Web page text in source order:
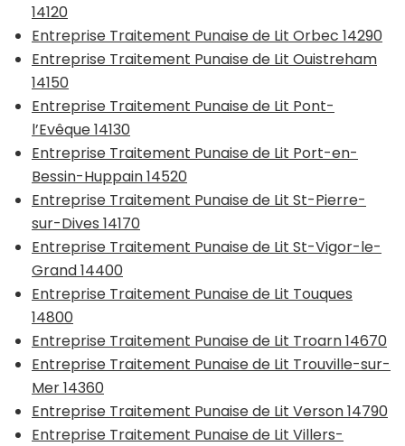
14120
Entreprise Traitement Punaise de Lit Orbec 14290
Entreprise Traitement Punaise de Lit Ouistreham
14150
Entreprise Traitement Punaise de Lit Pont-
l’Evêque 14130
Entreprise Traitement Punaise de Lit Port-en-
Bessin-Huppain 14520
Entreprise Traitement Punaise de Lit St-Pierre-
sur-Dives 14170
Entreprise Traitement Punaise de Lit St-Vigor-le-
Grand 14400
Entreprise Traitement Punaise de Lit Touques
14800
Entreprise Traitement Punaise de Lit Troarn 14670
Entreprise Traitement Punaise de Lit Trouville-sur-
Mer 14360
Entreprise Traitement Punaise de Lit Verson 14790
Entreprise Traitement Punaise de Lit Villers-